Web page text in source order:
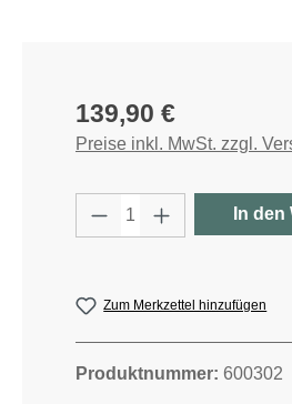
Regulärer Preis:
139,90 €
Preise inkl. MwSt. zzgl.
Produkt Anzahl:
In
Zum Merkzettel hinzufügen
Produktnummer: 600302